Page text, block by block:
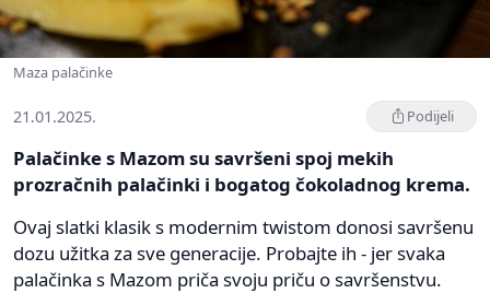
Maza palačinke
21.01.2025. Podijeli
Palačinke s Mazom su savršeni spoj mekih
prozračnih palačinki i bogatog čokoladnog krema.
Ovaj slatki klasik s modernim twistom donosi savršenu
dozu užitka za sve generacije. Probajte ih - jer svaka
palačinka s Mazom priča svoju priču o savršenstvu.